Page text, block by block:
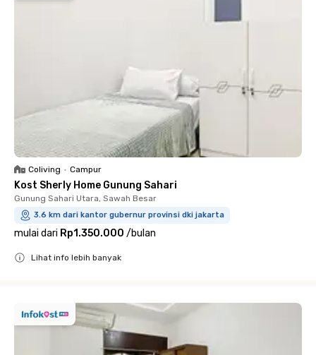
Coliving • Campur
Kost Sherly Home Gunung Sahari
Gunung Sahari Utara, Sawah Besar
3.6 km dari kantor gubernur provinsi dki jakarta
mulai dari Rp1.350.000 /bulan
Lihat info lebih banyak